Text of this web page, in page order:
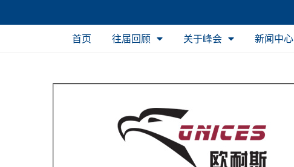
首页 往届回顾 关于峰会 新闻中心